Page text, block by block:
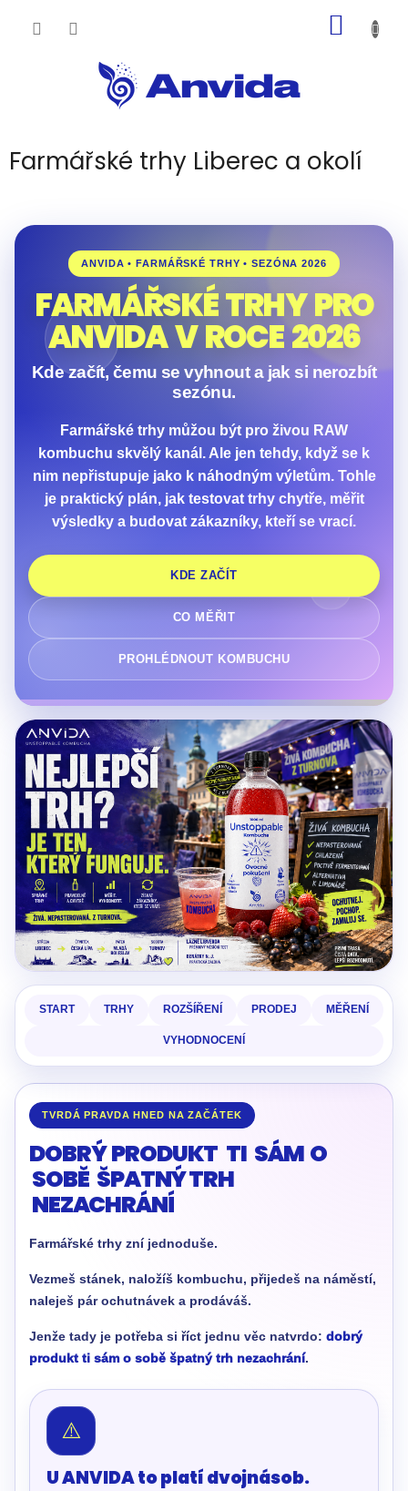
KOŠÍK
Farmářské trhy Liberec a okolí
ANVIDA • FARMÁŘSKÉ TRHY • SEZÓNA 2026
FARMÁŘSKÉ TRHY PRO
ANVIDA V ROCE 2026
Kde začít, čemu se vyhnout a jak si nerozbít
sezónu.
Farmářské trhy můžou být pro živou RAW
kombuchu skvělý kanál. Ale jen tehdy, když se k
nim nepřistupuje jako k náhodným výletům. Tohle
je praktický plán, jak testovat trhy chytře, měřit
výsledky a budovat zákazníky, kteří se vrací.
KDE ZAČÍT
CO MĚŘIT
PROHLÉDNOUT KOMBUCHU
START TRHY ROZŠÍŘENÍ PRODEJ MĚŘENÍ
VYHODNOCENÍ
TVRDÁ PRAVDA HNED NA ZAČÁTEK
DOBRÝ PRODUKT TI SÁM O
SOBĚ ŠPATNÝ TRH
NEZACHRÁNÍ
Farmářské trhy zní jednoduše.
Vezmeš stánek, naložíš kombuchu, přijedeš na náměstí,
naleješ pár ochutnávek a prodáváš.
Jenže tady je potřeba si říct jednu věc natvrdo: dobrý
produkt ti sám o sobě špatný trh nezachrání.
⚠️
U ANVIDA to platí dvojnásob.